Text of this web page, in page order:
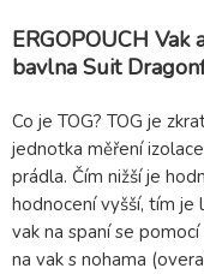
ERGOPOUCH Vak
bavlna Suit
Co je TOG? TOG je
jednotka měření
prádla. Čím nižší je
hodnocení vyšší, tím je
vak na spaní se
na vak s nohama